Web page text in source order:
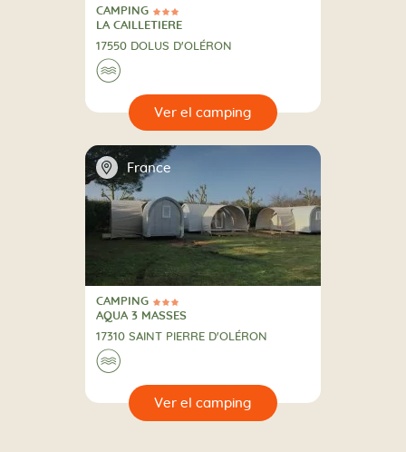
3 Estrellas
CAMPING
CAMPING
LA CAILLETIERE
17550 DOLUS D'OLÉRON
🌊
📍 France
3 Estrellas
CAMPING
CAMPING
AQUA 3 MASSES
17310 SAINT PIERRE D'OLÉRON
🌊